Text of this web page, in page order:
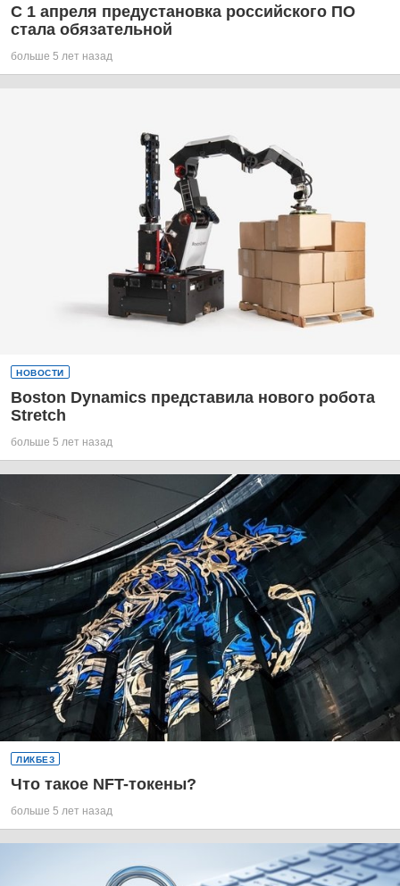
С 1 апреля предустановка российского ПО
стала обязательной
больше 5 лет назад
НОВОСТИ
Boston Dynamics представила нового робота
Stretch
больше 5 лет назад
ЛИКБЕЗ
Что такое NFT-токены?
больше 5 лет назад